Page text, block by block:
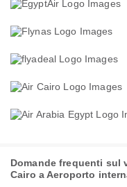
Domande frequenti sul
Cairo a Aeroporto